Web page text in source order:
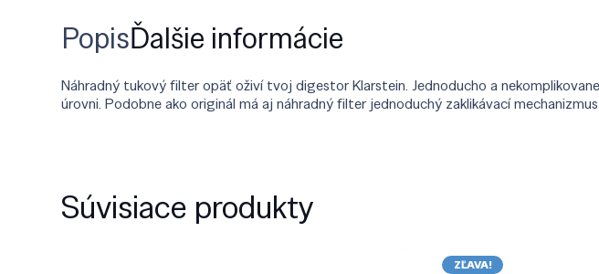
PopisĎalšie informácie
Náhradný tukový filter opäť oživí tvoj digestor Klarstein. Jednoducho a
úrovni. Podobne ako originál má aj náhradný filter jednoduchý zaklikávací
Súvisiace produkty
ZĽAVA!